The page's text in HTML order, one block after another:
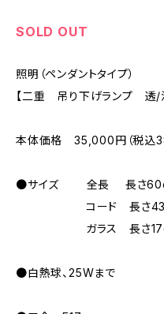
SOLD OUT
照明（ペンダントタイプ）
【二重 吊り下げランプ 透/
本体価格 35,000円（税込
●サイズ 全長 長さ
コード 長さ
ガラス 長さ17cm×
●白熱球、25Wまで